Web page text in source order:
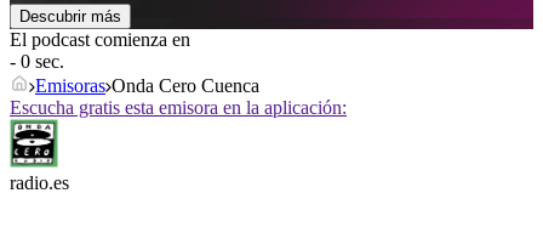
Descubrir más
El podcast comienza en
- 0 sec.
Emisoras Onda Cero Cuenca
Escucha gratis esta emisora en la aplicación:
radio.es